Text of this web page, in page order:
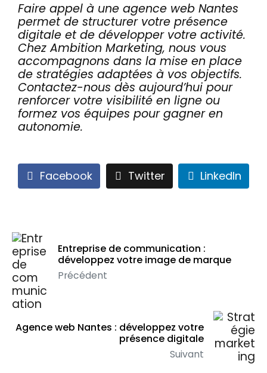
Faire appel à une agence web Nantes
permet de structurer votre présence
digitale et de développer votre activité.
Chez Ambition Marketing, nous vous
accompagnons dans la mise en place
de stratégies adaptées à vos objectifs.
Contactez-nous dès aujourd’hui pour
renforcer votre visibilité en ligne ou
formez vos équipes pour gagner en
autonomie.
Facebook Twitter LinkedIn
Entreprise de communication :
développez votre image de marque
Précédent
Agence web Nantes : développez votre
présence digitale
Suivant